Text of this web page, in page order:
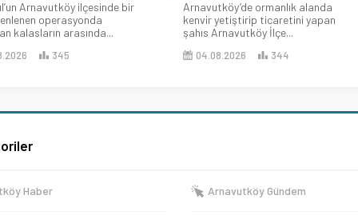
Arnavutköy ilçesinde bir
operasyonda
kalasların arasında...
345
Arnavutköy’de ormanlık alanda
kenvir yetiştirip ticaretini yapan
şahıs Arnavutköy İlçe...
04.08.2026 344
Haber Arnavutköy Gündem